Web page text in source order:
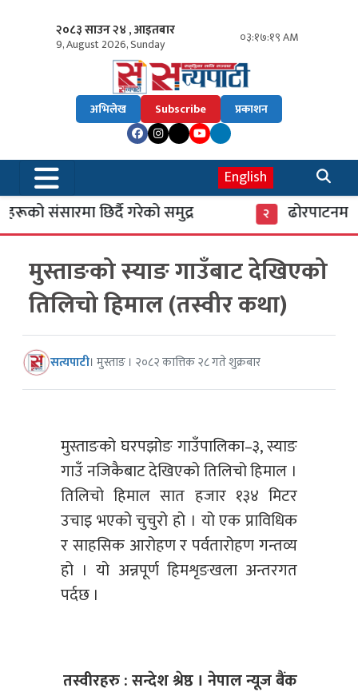
२०८३ साउन २४ , आइतबार
9, August 2026, Sunday ०३:१७:२० AM
अभिलेख Subscribe प्रकाशन
English
संसारमा छिर्दै गरेको समुद्र ढोरपाटनमा
मुस्ताङको स्याङ गाउँबाट देखिएको
तिलिचो हिमाल (तस्वीर कथा)
सत्यपाटी। मुस्ताङ । २०८२ कात्तिक २८ गते शुक्रबार
मुस्ताङको घरपझोङ गाउँपालिका–३, स्याङ
गाउँ नजिकैबाट देखिएको तिलिचो हिमाल ।
तिलिचो हिमाल सात हजार १३४ मिटर
उचाइ भएको चुचुरो हो । यो एक प्राविधिक
र साहसिक आरोहण र पर्वतारोहण गन्तव्य
हो । यो अन्नपूर्ण हिमशृङखला अन्तरगत
पर्दछ ।
तस्वीरहरु : सन्देश श्रेष्ठ । नेपाल न्यूज बैंक